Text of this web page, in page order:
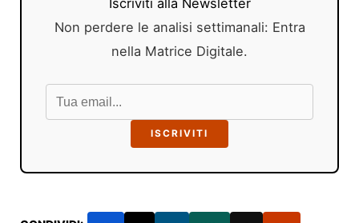
Non perdere le analisi settimanali: Entra
nella Matrice Digitale.
ISCRIVITI